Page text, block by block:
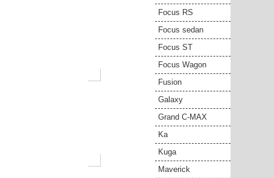
Focus RS
Focus sedan
Focus ST
Focus Wagon
Fusion
Galaxy
Grand C-MAX
Ka
Kuga
Maverick